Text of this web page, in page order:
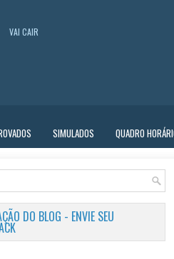
VAI CAIR
SIMULADOS QUADRO
DO BLOG - ENVIE SEU